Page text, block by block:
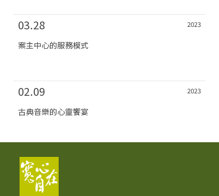
03.28 2023
案主中心的服務模式
02.09 2023
古典音樂的心靈饗宴